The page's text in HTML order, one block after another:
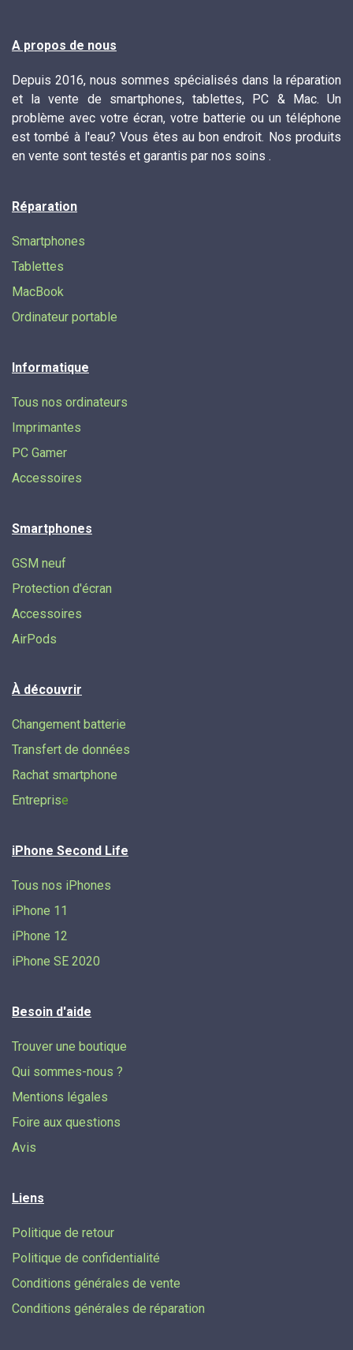
A propos de nous
Depuis 2016, nous sommes spécialisés dans la réparation
et la vente de smartphones, tablettes, PC & Mac. Un
problème avec votre écran, votre batterie ou un téléphone
est tombé à l'eau? Vous êtes au bon endroit. Nos produits
en vente sont testés et garantis par nos soins .
Réparation
Smartphones
Tablettes
MacBook
Ordinateur portable
Informatique
Tous nos ordinateurs
Imprimantes
PC Gamer
Accessoires
Smartphones
GSM neuf
Protection d'écran
Accessoires
AirPods
À découvrir
Changement batterie
Transfert de données​
Rachat smartphone
Entreprise
iPhone Second Life
Tous nos iPhones
iPhone 11
iPhone 12
iPhone SE 2020
Besoin d'aide
Trouver une boutique
Qui sommes-nous ?
Mentions légales
Foire aux questions
Avis
Liens
Politique de retour
Politique de confidentialité
Conditions générales de vente
Conditions générales de réparation